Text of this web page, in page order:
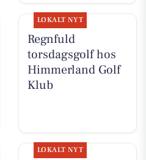
LOKALT NYT
Regnfuld
torsdagsgolf hos
Himmerland Golf
Klub
LOKALT NYT